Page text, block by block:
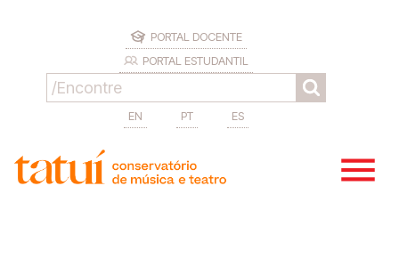
PORTAL DOCENTE
PORTAL ESTUDANTIL
EN PT ES